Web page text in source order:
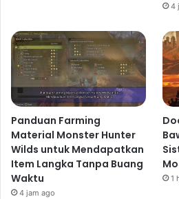
4
Panduan Farming
Material Monster Hunter
Wilds untuk Mendapatkan
Item Langka Tanpa Buang
Waktu
4 jam ago
1